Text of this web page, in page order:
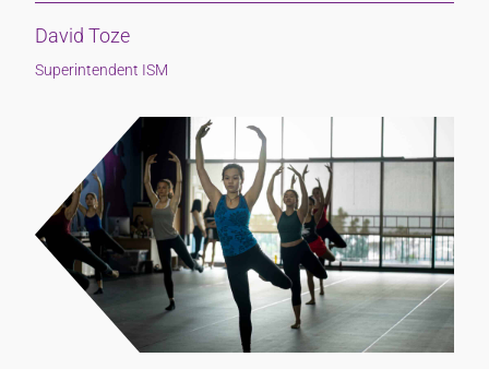
David Toze
Superintendent ISM